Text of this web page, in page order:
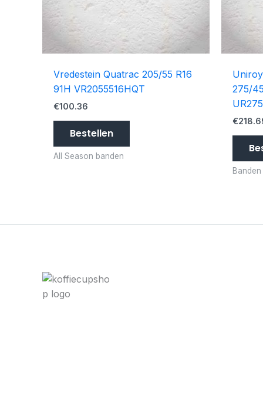
Vredestein Quatrac 205/55 R16
91H VR2055516HQT
€100.36
Bestellen
All Season banden
275/
€
Banden